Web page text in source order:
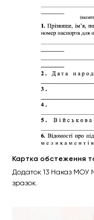
Картка обстеження
Додаток 13 Наказ МОУ
зразок.